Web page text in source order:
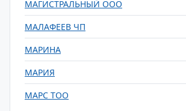
МАГИСТРАЛЬНЫЙ ООО
МАЛАФЕЕВ ЧП
МАРИНА
МАРИЯ
МАРС ТОО